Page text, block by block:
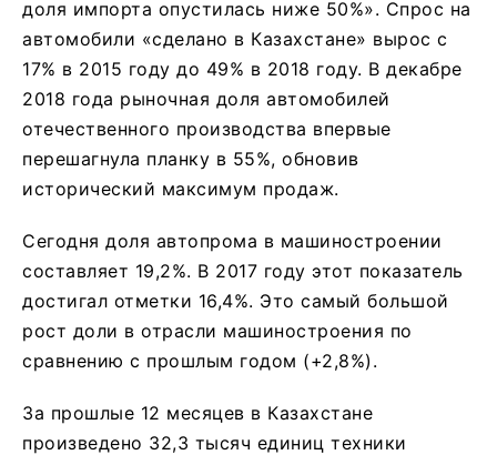
доля импорта опустилась ниже 50%». Спрос на
автомобили «сделано в Казахстане» вырос с
17% в 2015 году до 49% в 2018 году. В декабре
2018 года рыночная доля автомобилей
отечественного производства впервые
перешагнула планку в 55%, обновив
исторический максимум продаж.
Сегодня доля автопрома в машиностроении
составляет 19,2%. В 2017 году этот показатель
достигал отметки 16,4%. Это самый большой
рост доли в отрасли машиностроения по
сравнению с прошлым годом (+2,8%).
За прошлые 12 месяцев в Казахстане
произведено 32,3 тысяч единиц техники